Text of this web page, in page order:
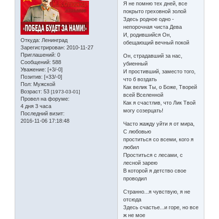
Откуда: Ленинград
Зарегистрирован: 2010-11-27
Приглашений: 0
Сообщений: 588
Уважение: [+3/-0]
Позитив: [+33/-0]
Пол: Мужской
Возраст: 53 [1973-03-01]
Провел на форуме:
4 дня 3 часа
Последний визит:
2016-11-06 17:18:48
Я не помню тех дней, все
покрыто греховной золой
Здесь родное одно -
непорочная чиста Дева
И, родившийся Он,
обещающий вечный покой
Он, страдавший за нас,
убиенный
И простивший, заместо того,
что б воздать
Как велик Ты, о Боже, Творей
всей Вселенной
Как я счастлив, что Лик Твой
могу созерцать!
Часто жажду уйти я от мира,
С любовью
проститься со всеми, кого я
любил
Проститься с лесами, с
лесной зарею
В которой я детство свое
проводил
Странно...я чувствую, я не
отсюда
Здесь счастье...и горе, но все
ж не мое